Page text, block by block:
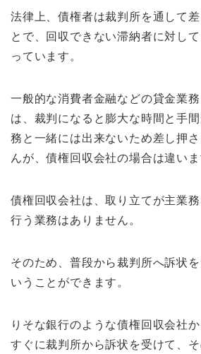
法律上、債権者は裁判所を通して
とで、回収できない滞納者に対し
っています。
一般的な消費者金融などの貸金業
は、裁判になると膨大な時間と手
務と一緒には出来ないため差し押
んが、債権回収会社の場合は違いま
債権回収会社は、取り立てが主業
行う業務はありません。
そのため、普段から裁判所へ訴状
いうことができます。
りそな銀行のような債権回収会社か
すぐに裁判所から訴状を受けて、